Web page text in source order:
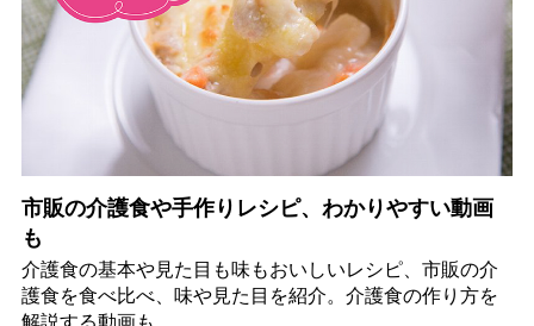
市販の介護食や手作りレシピ、わかりやすい動画
も
介護食の基本や見た目も味もおいしいレシピ、市販の介
護食を食べ比べ、味や見た目を紹介。介護食の作り方を
解説する動画も。